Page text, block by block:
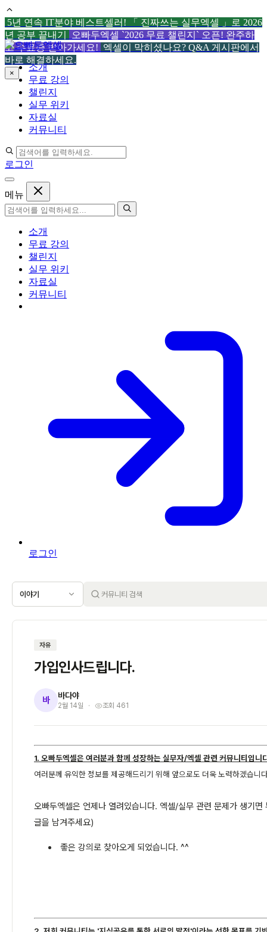
5년 연속 IT분야 베스트셀러! 「 진짜쓰는 실무엑셀 」로 2026
년 공부 끝내기
오빠두엑셀 `2026 무료 챌린지` 오픈! 완주하
고 수료증 받아가세요! 엑셀이 막히셨나요? Q&A 게시판에서
바로 해결하세요.
×
컨
텐
츠
로
소개
무료 강의
챌린지
실무 위키
자료실
커뮤니티
로그인
메뉴
소개
무료 강의
챌린지
실무 위키
자료실
커뮤니티
로그인
이야기
자유
가입인사드립니다.
바 바다야
2월 14일 조회 461
1. 오빠두엑셀은 여러분과 함께 성장하는 실무자/엑셀 관련 커뮤니티입니
여러분께 유익한 정보를 제공해드리기 위해 앞으로도 더욱 노력하겠습니
오빠두엑셀은 언제나 열려있습니다. 엑셀/실무 관련 문제가 생기
글을 남겨주세요)
좋은 강의로 찾아오게 되었습니다. ^^